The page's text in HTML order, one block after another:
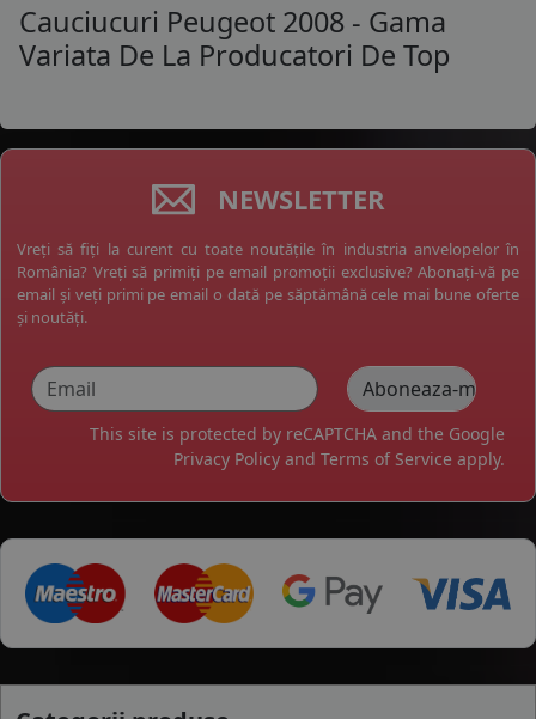
Cauciucuri Peugeot 2008 - Gama
Variata De La Producatori De Top
NEWSLETTER
Vreți să fiți la curent cu toate noutățile în industria anvelopelor în
România? Vreți să primiți pe email promoții exclusive? Abonați-vă pe
email și veți primi pe email o dată pe săptămână cele mai bune oferte
și noutăți.
This site is protected by reCAPTCHA and the Google
Privacy Policy and Terms of Service apply.